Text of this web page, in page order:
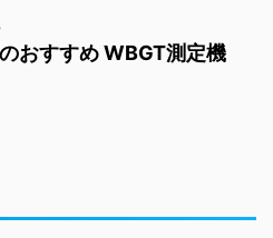
おすすめ WBGT測定機